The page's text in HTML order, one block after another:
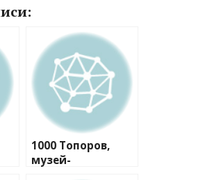
1000 Топоров,
музей-